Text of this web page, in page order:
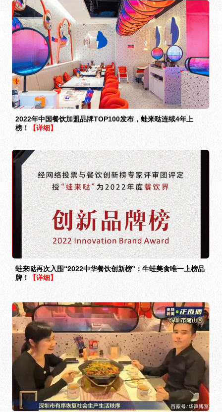
2022年中国餐饮加盟品牌TOP100发布，蛙来哒连续4年上
榜！
【详细】
蛙来哒再次入围“2022中华餐饮创新榜”：牛蛙美食唯一上榜品
牌！
【详细】